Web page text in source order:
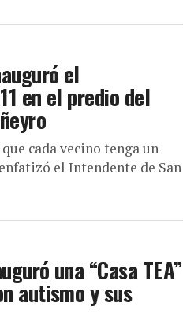
el
en el predio del
cada vecino tenga un
el Intendente de San
una “Casa TEA”
autismo y sus